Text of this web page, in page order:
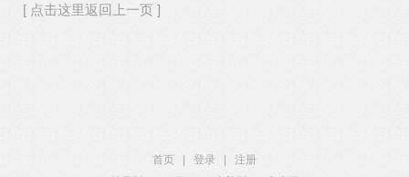
[ 点击这里返回上一页 ]
首页 登录
注册